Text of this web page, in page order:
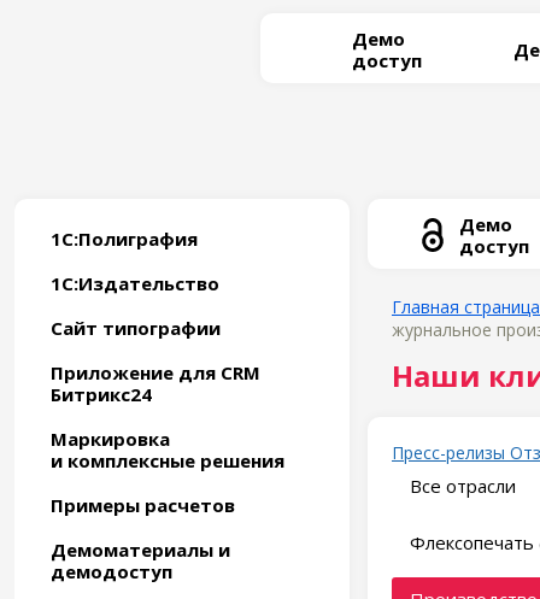
Демо
доступ
1С:Полиграфия
1С:Издательство
Сайт типографии
Приложение для CRM
Битрикс24
Маркировка
и комплексные решения
Примеры расчетов
Демоматериалы и
демодоступ
Демо
доступ
Главная страница
журнальное
Наши
Пресс-релизы
Все отрасли
Флексопечать